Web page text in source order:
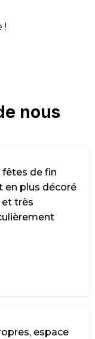
!
nous
fêtes de fin
en plus décoré
très
espace